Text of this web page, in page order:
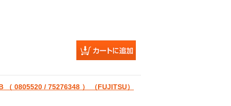
（ 0805520 / 75276348 ） （FUJITSU）